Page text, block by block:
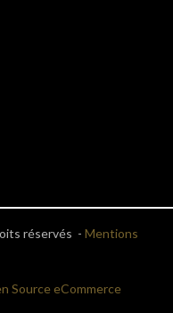
réservés - Mentions
Source eCommerce